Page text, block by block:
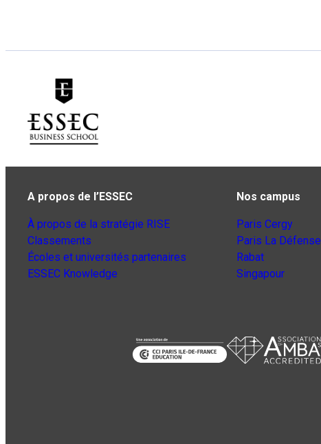
A propos de l’ESSEC
À propos de la stratégie RISE
Classements
Écoles et universités partenaires
ESSEC Knowledge
Nos campus
Paris Cergy
Paris La Défense
Rabat
Singapour